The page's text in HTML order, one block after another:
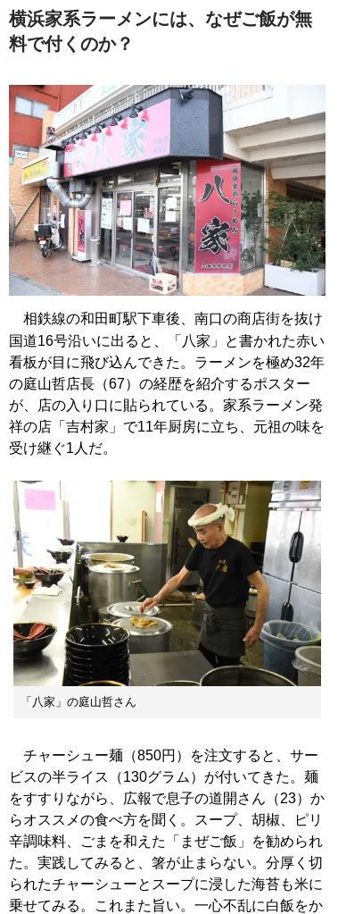
横浜家系ラーメンには、なぜご飯が無
料で付くのか？
相鉄線の和田町駅下車後、南口の商店街を抜け
国道16号沿いに出ると、「八家」と書かれた赤い
看板が目に飛び込んできた。ラーメンを極め32年
の庭山哲店長（67）の経歴を紹介するポスター
が、店の入り口に貼られている。家系ラーメン発
祥の店「吉村家」で11年厨房に立ち、元祖の味を
受け継ぐ1人だ。
「八家」の庭山哲さん
チャーシュー麺（850円）を注文すると、サー
ビスの半ライス（130グラム）が付いてきた。麺
をすすりながら、広報で息子の道開さん（23）か
らオススメの食べ方を聞く。スープ、胡椒、ピリ
辛調味料、ごまを和えた「まぜご飯」を勧められ
た。実践してみると、箸が止まらない。分厚く切
られたチャーシューとスープに浸した海苔も米に
乗せてみる。これまた旨い。一心不乱に白飯をか